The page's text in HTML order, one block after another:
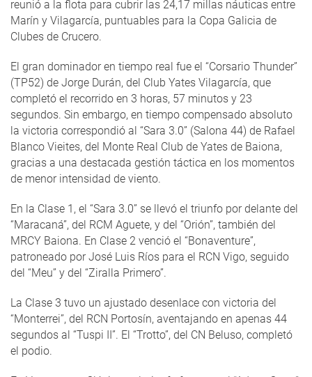
reunió a la flota para cubrir las 24,17 millas náuticas entre
Marín y Vilagarcía, puntuables para la Copa Galicia de
Clubes de Crucero.
El gran dominador en tiempo real fue el “Corsario Thunder”
(TP52) de Jorge Durán, del Club Yates Vilagarcía, que
completó el recorrido en 3 horas, 57 minutos y 23
segundos. Sin embargo, en tiempo compensado absoluto
la victoria correspondió al “Sara 3.0” (Salona 44) de Rafael
Blanco Vieites, del Monte Real Club de Yates de Baiona,
gracias a una destacada gestión táctica en los momentos
de menor intensidad de viento.
En la Clase 1, el “Sara 3.0” se llevó el triunfo por delante del
“Maracaná”, del RCM Aguete, y del “Orión”, también del
MRCY Baiona. En Clase 2 venció el “Bonaventure”,
patroneado por José Luis Ríos para el RCN Vigo, seguido
del “Meu” y del “Ziralla Primero”.
La Clase 3 tuvo un ajustado desenlace con victoria del
“Monterrei”, del RCN Portosín, aventajando en apenas 44
segundos al “Tuspi II”. El “Trotto”, del CN Beluso, completó
el podio.